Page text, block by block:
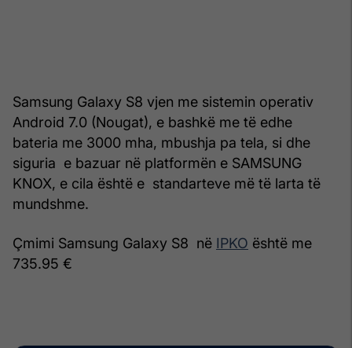
Samsung Galaxy S8 vjen me sistemin operativ
Android 7.0 (Nougat), e bashkë me të edhe
bateria me 3000 mha, mbushja pa tela, si dhe
siguria e bazuar në platformën e SAMSUNG
KNOX, e cila është e standarteve më të larta të
mundshme.
Çmimi Samsung Galaxy S8 në IPKO është me
735.95 €